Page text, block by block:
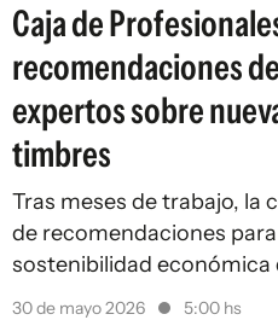
Caja de
recomendaciones
expertos sobre
timbres
Tras meses de trabajo, la
de recomendaciones
sostenibilidad económica
30 de mayo 2026 5:00 hs